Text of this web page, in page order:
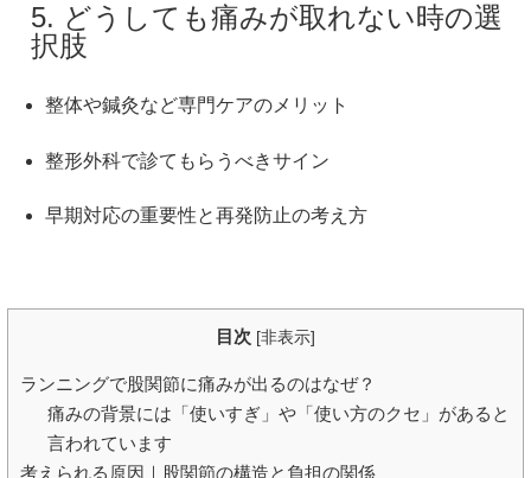
5. どうしても痛みが取れない時の選
択肢
整体や鍼灸など専門ケアのメリット
整形外科で診てもらうべきサイン
早期対応の重要性と再発防止の考え方
目次 [非表示]
ランニングで股関節に痛みが出るのはなぜ？
痛みの背景には「使いすぎ」や「使い方のクセ」があると
言われています
考えられる原因｜股関節の構造と負担の関係